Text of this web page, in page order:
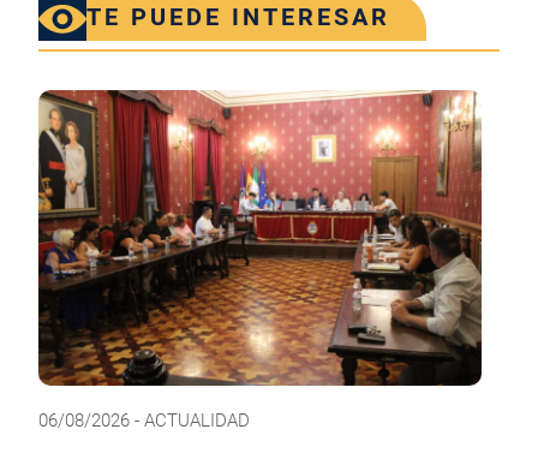
TE PUEDE INTERESAR
06/08/2026 - ACTUALIDAD